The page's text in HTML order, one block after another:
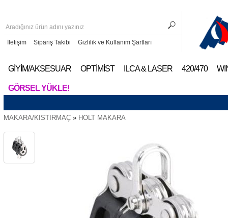
İletişim Sipariş Takibi Gizlilik ve Kullanım Şartları
GİYİM/AKSESUAR OPTİMİST ILCA & LASER 420/470
GÖRSEL YÜKLE!
MAKARA/KISTIRMAÇ » HOLT MAKARA